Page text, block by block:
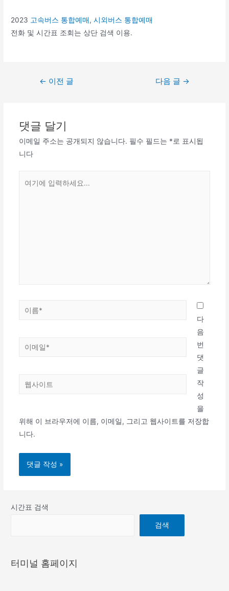
2023 고속버스 통합예매,시외버스 통합예매
전화 및 시간표 조회는 상단 검색 이용.
← 이전 글 다음 글 →
댓글 달기
이메일 주소는 공개되지 않습니다. 필수 필드는 *로 표시됩
니다
트
다
음
번
댓
글
작
성
을
위해 이 브라우저에 이름, 이메일, 그리고 웹사이트를 저장합
니다.
시간표 검색
검색
터미널 홈페이지